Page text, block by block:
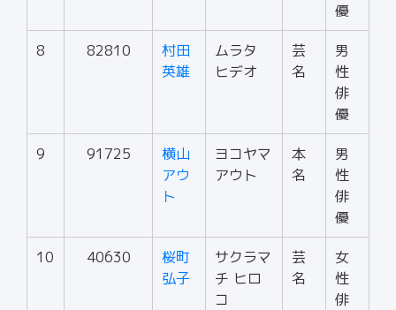
優
8 82810
村田
英雄
ムラタ
ヒデオ
芸
名
男
性
俳
優
9 91725
横山
アウ
ト
ヨコヤマ
アウト
本
名
男
性
俳
優
10 40630
桜町
弘子
サクラマ
チ ヒロ
コ
芸
名
女
性
俳